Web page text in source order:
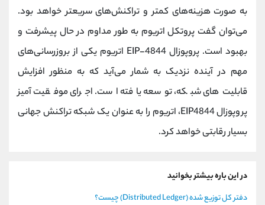
به صورت هزینه‌های کمتر و تراکنش‌های سریعتر خواهد بود.
می‌توان گفت پروتکل اتریوم به طور مداوم در حال پیشرفت و
بهبود است. پروپوزال EIP-4844 اتریوم یکی از بروزرسانی‌های
مهم در آینده نزدیک به شمار می‌آید که به منظور افزایش
قابلیت‌های شبکه، توسعه یافته است. اجرای موفقیت آمیز
پروپوزال EIP4844، اتریوم را به عنوان یک شبکه تراکنش جهانی
بسیار رقابتی خواهد کرد.
در این باره بیشتر بخوانید
دفتر کل توزیع شده (Distributed Ledger) چیست؟